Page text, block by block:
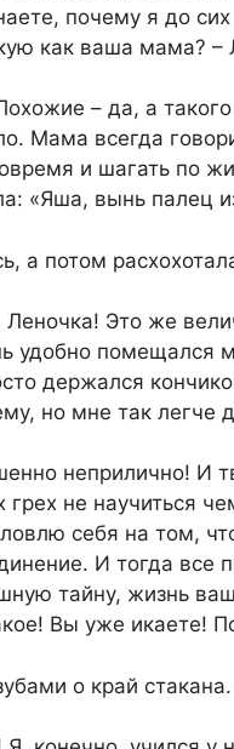
почему я до
как ваша мама? –
– да, а
Мама всегда
и шагать по
«Яша, вынь палец
а потом
Это же
удобно помещался
держался
но мне так легче
неприлично! И
не научиться
себя на том,
И тогда все
тайну, жизнь
Вы уже икаете!
о край